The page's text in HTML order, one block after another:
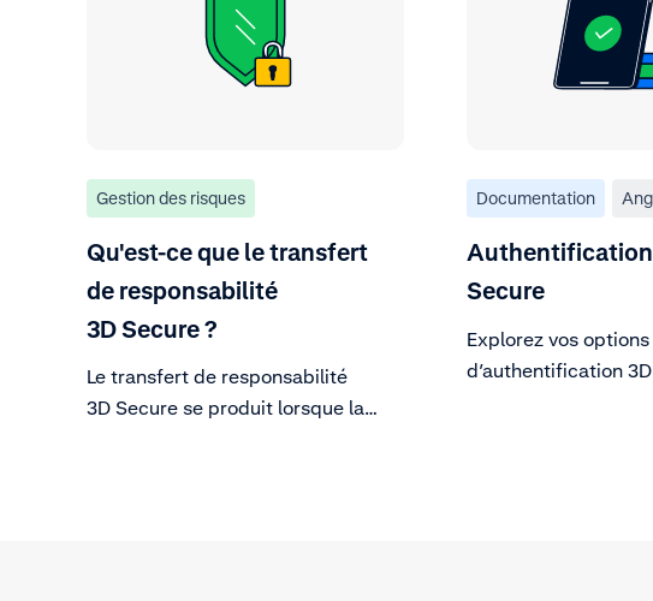
Gestion des risques
Qu'est-ce que le transfert
de responsabilité
3D Secure ?
Le transfert de responsabilité
3D Secure se produit lorsque la
Documentation
Authentification
Secure
Explorez vos options
d’authentification